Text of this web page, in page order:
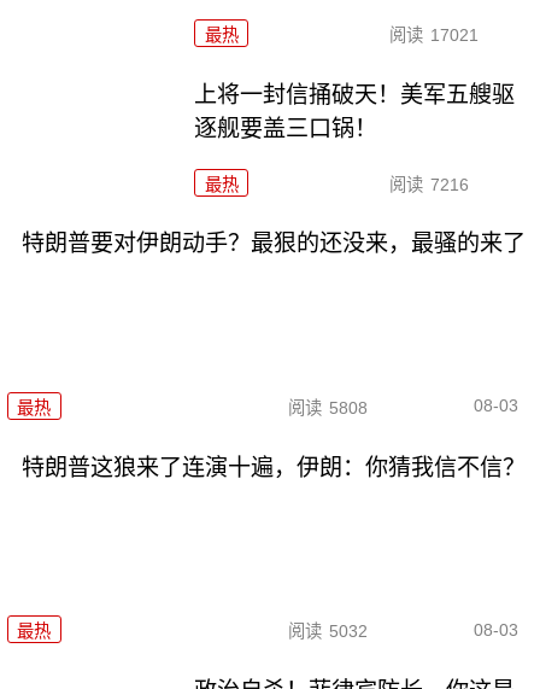
最热 阅读 17021
上将一封信捅破天！美军五艘驱
逐舰要盖三口锅！
最热 阅读 7216
特朗普要对伊朗动手？最狠的还没来，最骚的来了
最热 阅读 5808 08-03
特朗普这狼来了连演十遍，伊朗：你猜我信不信？
最热 阅读 5032 08-03